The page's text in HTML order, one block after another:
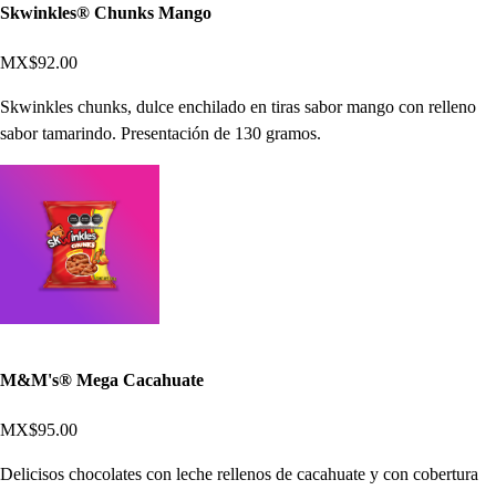
Skwinkles® Chunks Mango
MX$92.00
Skwinkles chunks, dulce enchilado en tiras sabor mango con relleno
sabor tamarindo. Presentación de 130 gramos.
M&M's® Mega Cacahuate
MX$95.00
Delicisos chocolates con leche rellenos de cacahuate y con cobertura